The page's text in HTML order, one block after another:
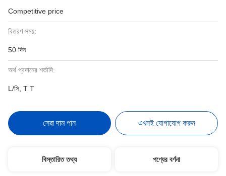
Competitive price
বিতরণ সময়:
50 দিন
অর্থ প্রদানের শর্তাদি:
L/সি, T T
সেরা দাম পান এখনই যোগাযোগ করুন
বিস্তারিত তথ্য পণ্যের বর্ণনা